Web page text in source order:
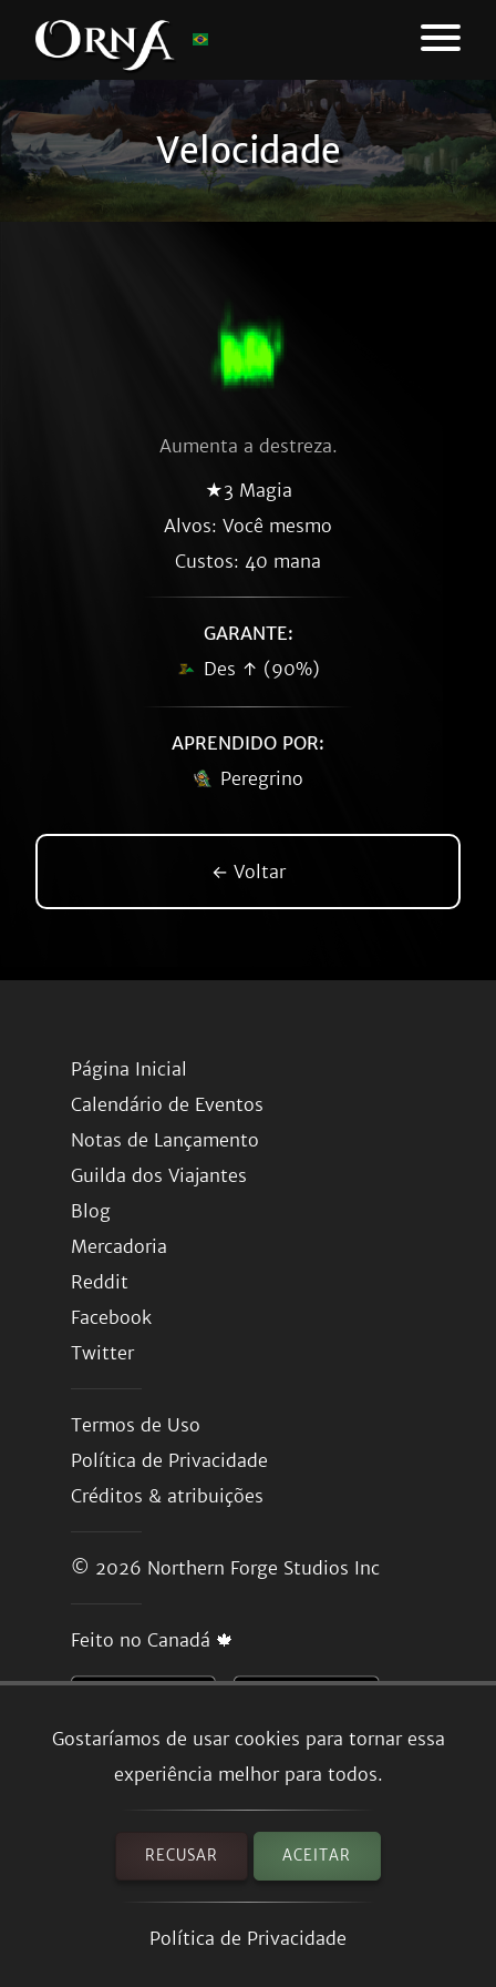
Velocidade
Gostaríamos de usar cookies para tornar essa
experiência melhor para todos.
RECUSAR ACEITAR
Política de Privacidade
Aumenta a destreza.
★3 Magia
Alvos: Você mesmo
Custos: 40 mana
GARANTE:
Des ↑ (90%)
APRENDIDO POR:
Peregrino
← Voltar
Página Inicial
Calendário de Eventos
Notas de Lançamento
Guilda dos Viajantes
Blog
Mercadoria
Reddit
Facebook
Twitter
Termos de Uso
Política de Privacidade
Créditos & atribuições
© 2026 Northern Forge Studios Inc
Feito no Canadá 🍁